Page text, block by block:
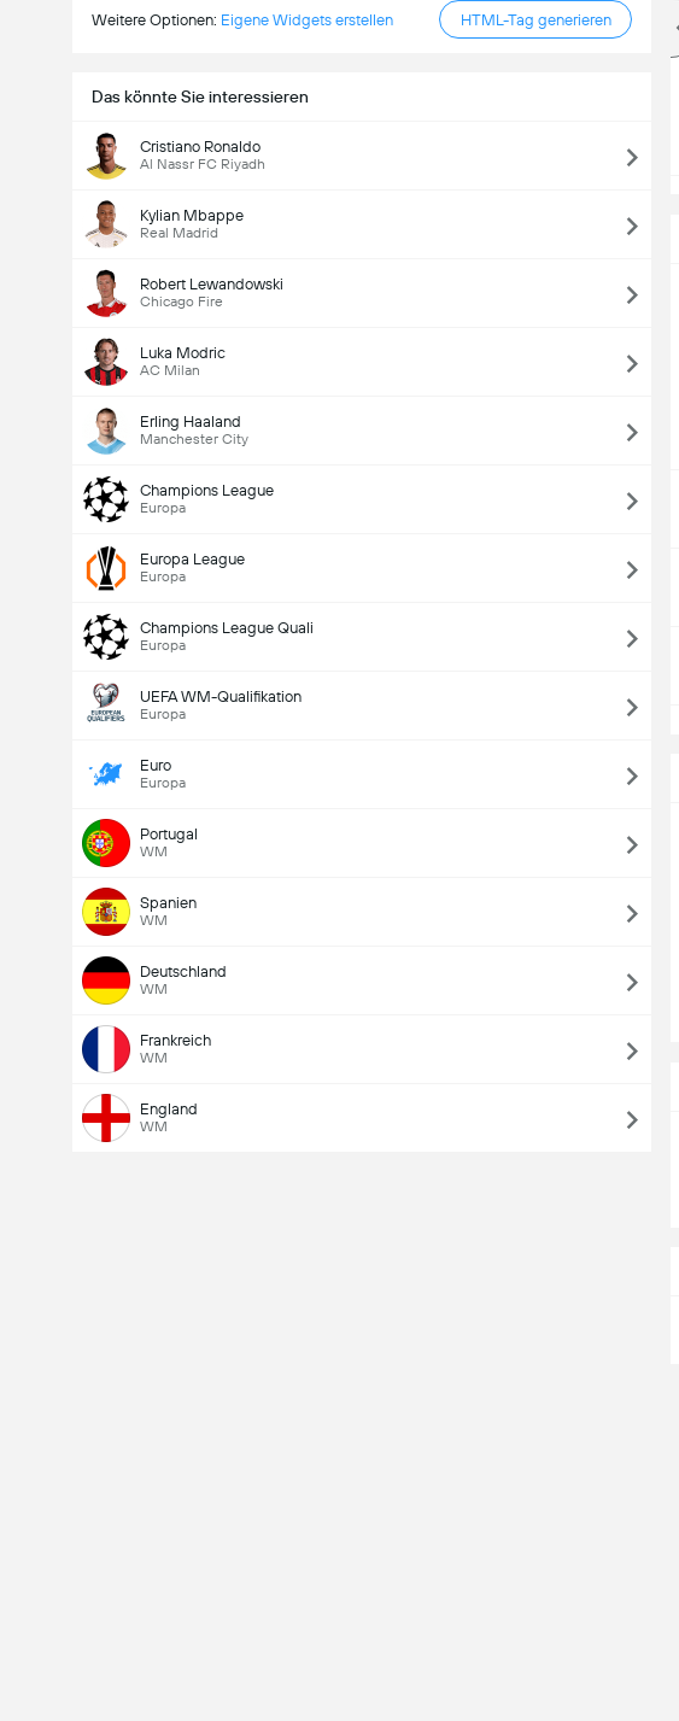
Weitere Optionen: Eigene Widgets erstellen HTML-Tag generieren
Das könnte Sie interessieren
Cristiano Ronaldo
Al Nassr FC Riyadh
Kylian Mbappe
Real Madrid
Robert Lewandowski
Chicago Fire
Luka Modric
AC Milan
Erling Haaland
Manchester City
Champions League
Europa
Europa League
Europa
Champions League Quali
Europa
UEFA WM-Qualifikation
Europa
Euro
Europa
Portugal
WM
Spanien
WM
Deutschland
WM
Frankreich
WM
England
WM
70%
Über